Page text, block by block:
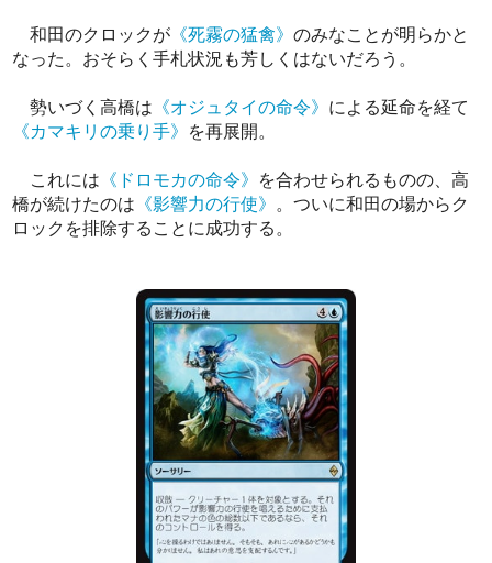
和田のクロックが 《死霧の猛禽》のみなことが明らかと
なった。おそらく手札状況も芳しくはないだろう。
勢いづく高橋は 《オジュタイの命令》 による延命を経て
《カマキリの乗り手》 を再展開。
これには 《ドロモカの命令》 を合わせられるものの、高
橋が続けたのは 《影響力の行使》 。ついに和田の場からク
ロックを排除することに成功する。